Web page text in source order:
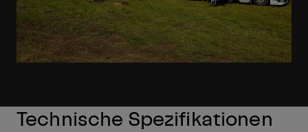
Technische Spezifikationen